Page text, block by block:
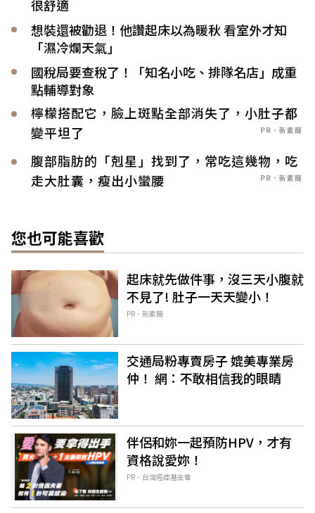
很舒適
想裝還被勸退！他讚起床以為暖秋 看室外才知
「濕冷爛天氣」
國稅局要查稅了！「知名小吃、排隊名店」成重
點輔導對象
檸檬搭配它，臉上斑點全部消失了，小肚子都
變平坦了
PR．新素簡
腹部脂肪的「剋星」找到了，常吃這幾物，吃
走大肚囊，瘦出小蠻腰
PR．新素簡
您也可能喜歡
起床就先做件事，沒三天小腹就
不見了! 肚子一天天變小！
PR．新素簡
交通局粉專賣房子 媲美專業房
仲！ 網：不敢相信我的眼睛
伴侶和妳一起預防HPV，才有
資格說愛妳！
PR．台灣癌症基金會